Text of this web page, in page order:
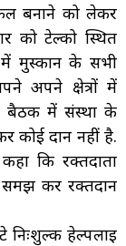
बनाने को लेकर
को टेल्को स्थित
मुस्कान के सभी
अपने क्षेत्रों में
बैठक में संस्था के
कोई दान नहीं है.
कि रक्तदाता
कर रक्तदान
निःशुल्क हेल्पलाइ